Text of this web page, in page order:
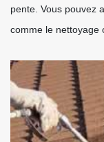
pente. Vous pouvez
comme le nettoyage